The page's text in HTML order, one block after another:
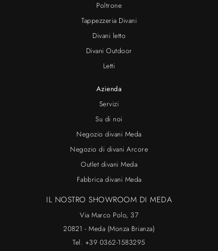
Poltrone
Tappezzeria Divani
Divani letto
Divani Outdoor
Letti
Azienda
Servizi
Su di noi
Negozio divani Meda
Negozio di divani Arcore
Outlet divani Meda
Fabbrica divani Meda
IL NOSTRO SHOWROOM DI MEDA
Via Marco Polo, 37
20821 - Meda (Monza Brianza)
Tel. +39 0362-1583295